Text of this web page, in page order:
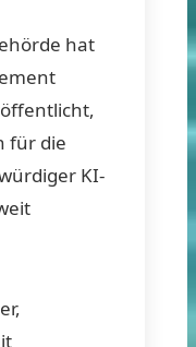
hat
für die
KI-